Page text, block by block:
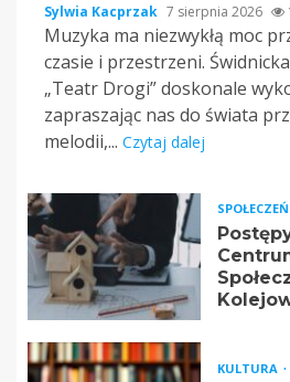
Sylwia Kacprzak 7 sierpnia 2026
Muzyka ma niezwykłą moc
czasie i przestrzeni.
„Teatr Drogi” doskonale
zapraszając nas do świata
melodii,... Czytaj dalej
KULTURA